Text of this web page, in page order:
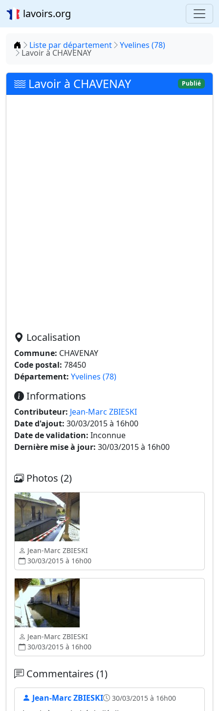
lavoirs.org
Accueil
Liste par département Yvelines (78)
Lavoir à CHAVENAY
Lavoir à CHAVENAY Publié
Localisation
Commune: CHAVENAY
Code postal: 78450
Département: Yvelines (78)
Informations
Contributeur: Jean-Marc ZBIESKI
Date d'ajout: 30/03/2015 à 16h00
Date de validation: Inconnue
Dernière mise à jour: 30/03/2015 à 16h00
Photos (2)
Jean-Marc ZBIESKI
30/03/2015 à 16h00
Jean-Marc ZBIESKI
30/03/2015 à 16h00
Commentaires (1)
Jean-Marc ZBIESKI 30/03/2015 à 16h00